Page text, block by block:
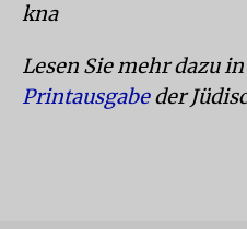
kna
Lesen Sie mehr dazu
Printausgabeder